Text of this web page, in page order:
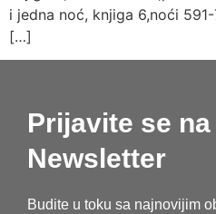
i jedna noć, knjiga 6,noći
[…]
Prijavite se na
Newsletter
Budite u toku sa najnovijim